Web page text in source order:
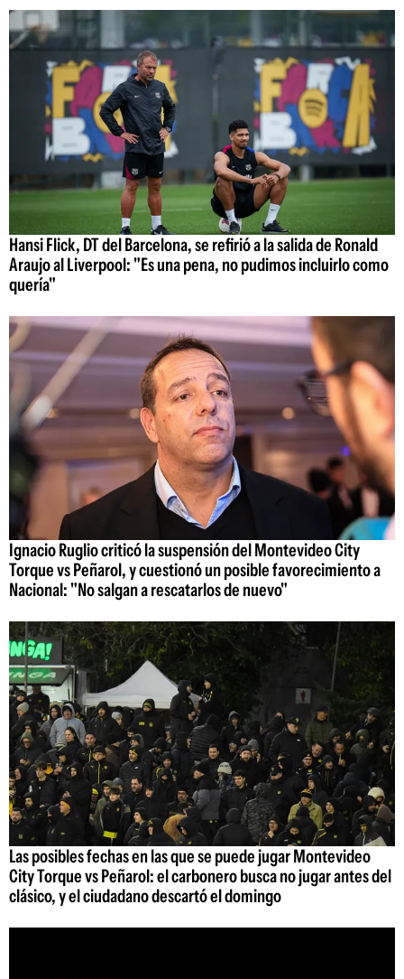
Hansi Flick, DT del Barcelona, se refirió a la salida de Ronald
Araujo al Liverpool: "Es una pena, no pudimos incluirlo como
quería"
Ignacio Ruglio criticó la suspensión del Montevideo City
Torque vs Peñarol, y cuestionó un posible favorecimiento a
Nacional: "No salgan a rescatarlos de nuevo"
Las posibles fechas en las que se puede jugar Montevideo
City Torque vs Peñarol: el carbonero busca no jugar antes del
clásico, y el ciudadano descartó el domingo